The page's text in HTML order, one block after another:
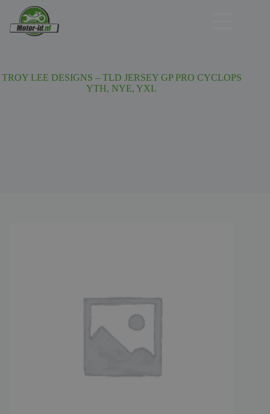
TROY LEE DESIGNS – TLD JERSEY GP PRO CYCLOPS
YTH, NYE, YXL